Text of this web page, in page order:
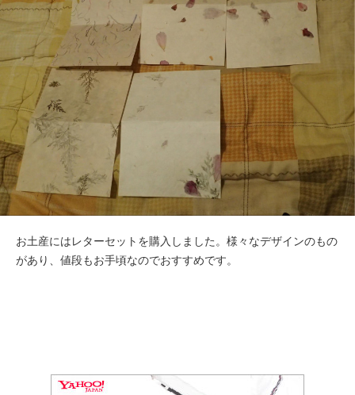
お土産にはレターセットを購入しました。様々なデザインのもの
があり、値段もお手頃なのでおすすめです。